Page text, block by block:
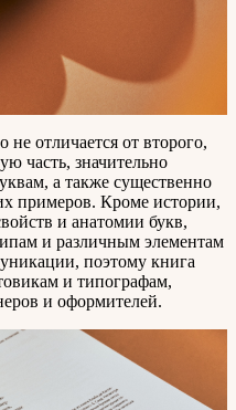
не отличается от второго,
часть, значительно
а также существенно
примеров. Кроме истории,
и анатомии букв,
и различным элементам
поэтому книга
и типографам,
и оформителей.